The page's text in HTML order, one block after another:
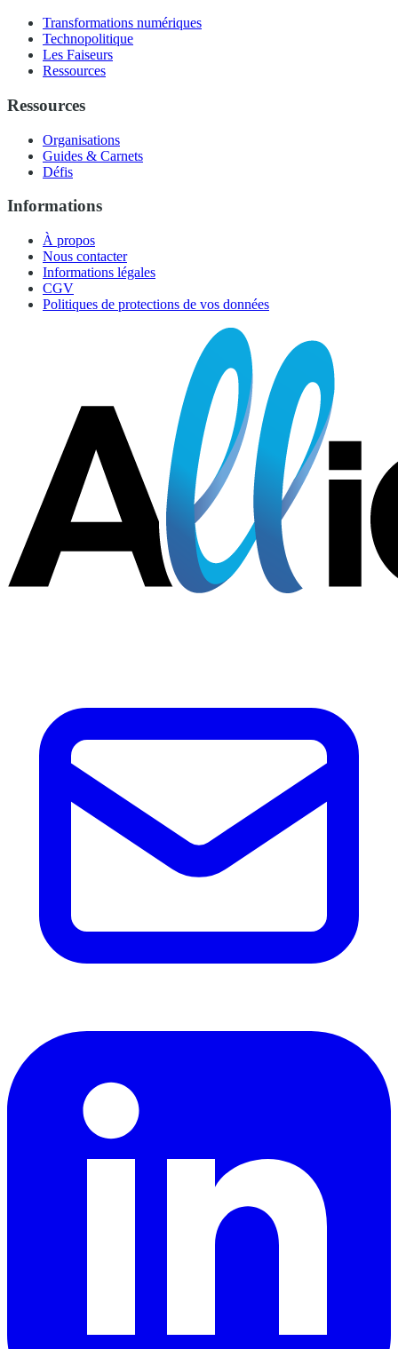
Transformations numériques
Technopolitique
Les Faiseurs
Ressources
Ressources
Organisations
Guides & Carnets
Défis
Informations
À propos
Nous contacter
Informations légales
CGV
Politiques de protections de vos données